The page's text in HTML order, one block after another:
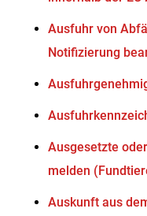
Ausfuhr von
Notifizierung
Ausgesetzte
melden
Auskunft aus